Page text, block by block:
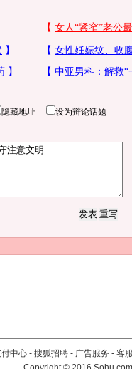
隐藏地址 设为辩论话题
中心 - 搜狐招聘 - 广告服务 - 客